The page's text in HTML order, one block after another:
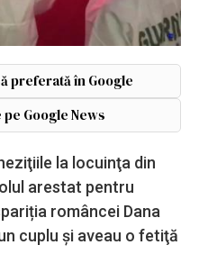
preferată în Google
Google News
la locuinţa din
arestat pentru
româncei Dana
cuplu şi aveau o fetiţă